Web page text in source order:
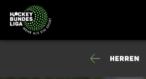
Herren